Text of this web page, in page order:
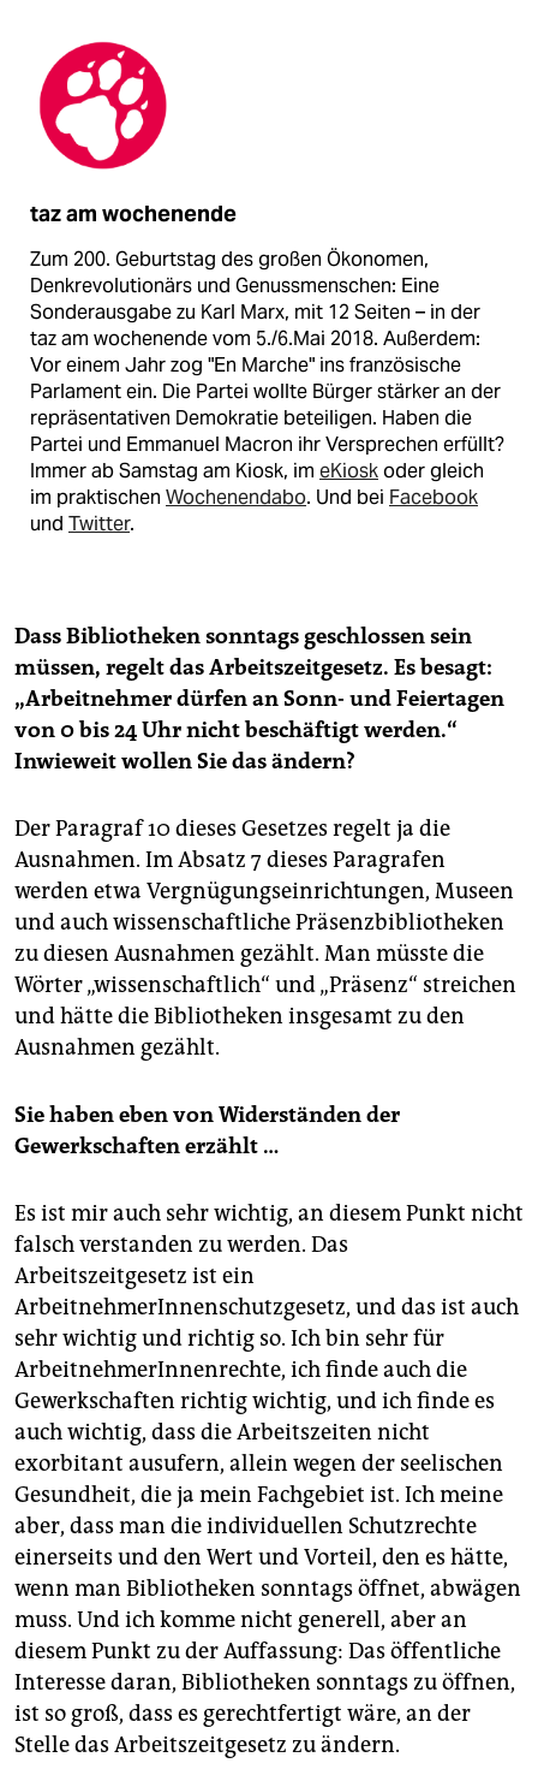
taz am wochenende
Zum 200. Geburtstag des großen Ökonomen,
Denkrevolutionärs und Genussmenschen: Eine
Sonderausgabe zu Karl Marx, mit 12 Seiten – in der
taz am wochenende vom 5./6.Mai 2018. Außerdem:
Vor einem Jahr zog "En Marche" ins französische
Parlament ein. Die Partei wollte Bürger stärker an der
repräsentativen Demokratie beteiligen. Haben die
Partei und Emmanuel Macron ihr Versprechen erfüllt?
Immer ab Samstag am Kiosk, im eKioskoder gleich
im praktischen Wochenendabo. Und bei Facebook
und Twitter.
Dass Bibliotheken sonntags geschlossen sein
müssen, regelt das Arbeitszeitgesetz. Es besagt:
„Arbeitnehmer dürfen an Sonn- und Feiertagen
von 0 bis 24 Uhr nicht beschäftigt werden.“
Inwieweit wollen Sie das ändern?
Der Paragraf 10 dieses Gesetzes regelt ja die
Ausnahmen. Im Absatz 7 dieses Paragrafen
werden etwa Vergnügungseinrichtungen, Museen
und auch wissenschaftliche Präsenzbiblio­theken
zu diesen Ausnahmen gezählt. Man müsste die
Wörter „wissenschaftlich“ und „Präsenz“ streichen
und hätte die Bibliotheken insgesamt zu den
Ausnahmen gezählt.
Sie haben eben von Widerständen der
Gewerkschaften erzählt …
Es ist mir auch sehr wichtig, an diesem Punkt nicht
falsch verstanden zu werden. Das
Arbeitszeitgesetz ist ein
ArbeitnehmerInnenschutzgesetz, und das ist auch
sehr wichtig und richtig so. Ich bin sehr für
ArbeitnehmerInnenrechte, ich finde auch die
Gewerkschaften richtig wichtig, und ich finde es
auch wichtig, dass die Arbeitszeiten nicht
exorbitant ausufern, allein wegen der seelischen
Gesundheit, die ja mein Fachgebiet ist. Ich meine
aber, dass man die individuellen Schutzrechte
einerseits und den Wert und Vorteil, den es hätte,
wenn man Bibliotheken sonntags öffnet, abwägen
muss. Und ich komme nicht generell, aber an
diesem Punkt zu der Auffassung: Das öffentliche
Interesse daran, Bibliotheken sonntags zu öffnen,
ist so groß, dass es gerechtfertigt wäre, an der
Stelle das Arbeitszeitgesetz zu ändern.